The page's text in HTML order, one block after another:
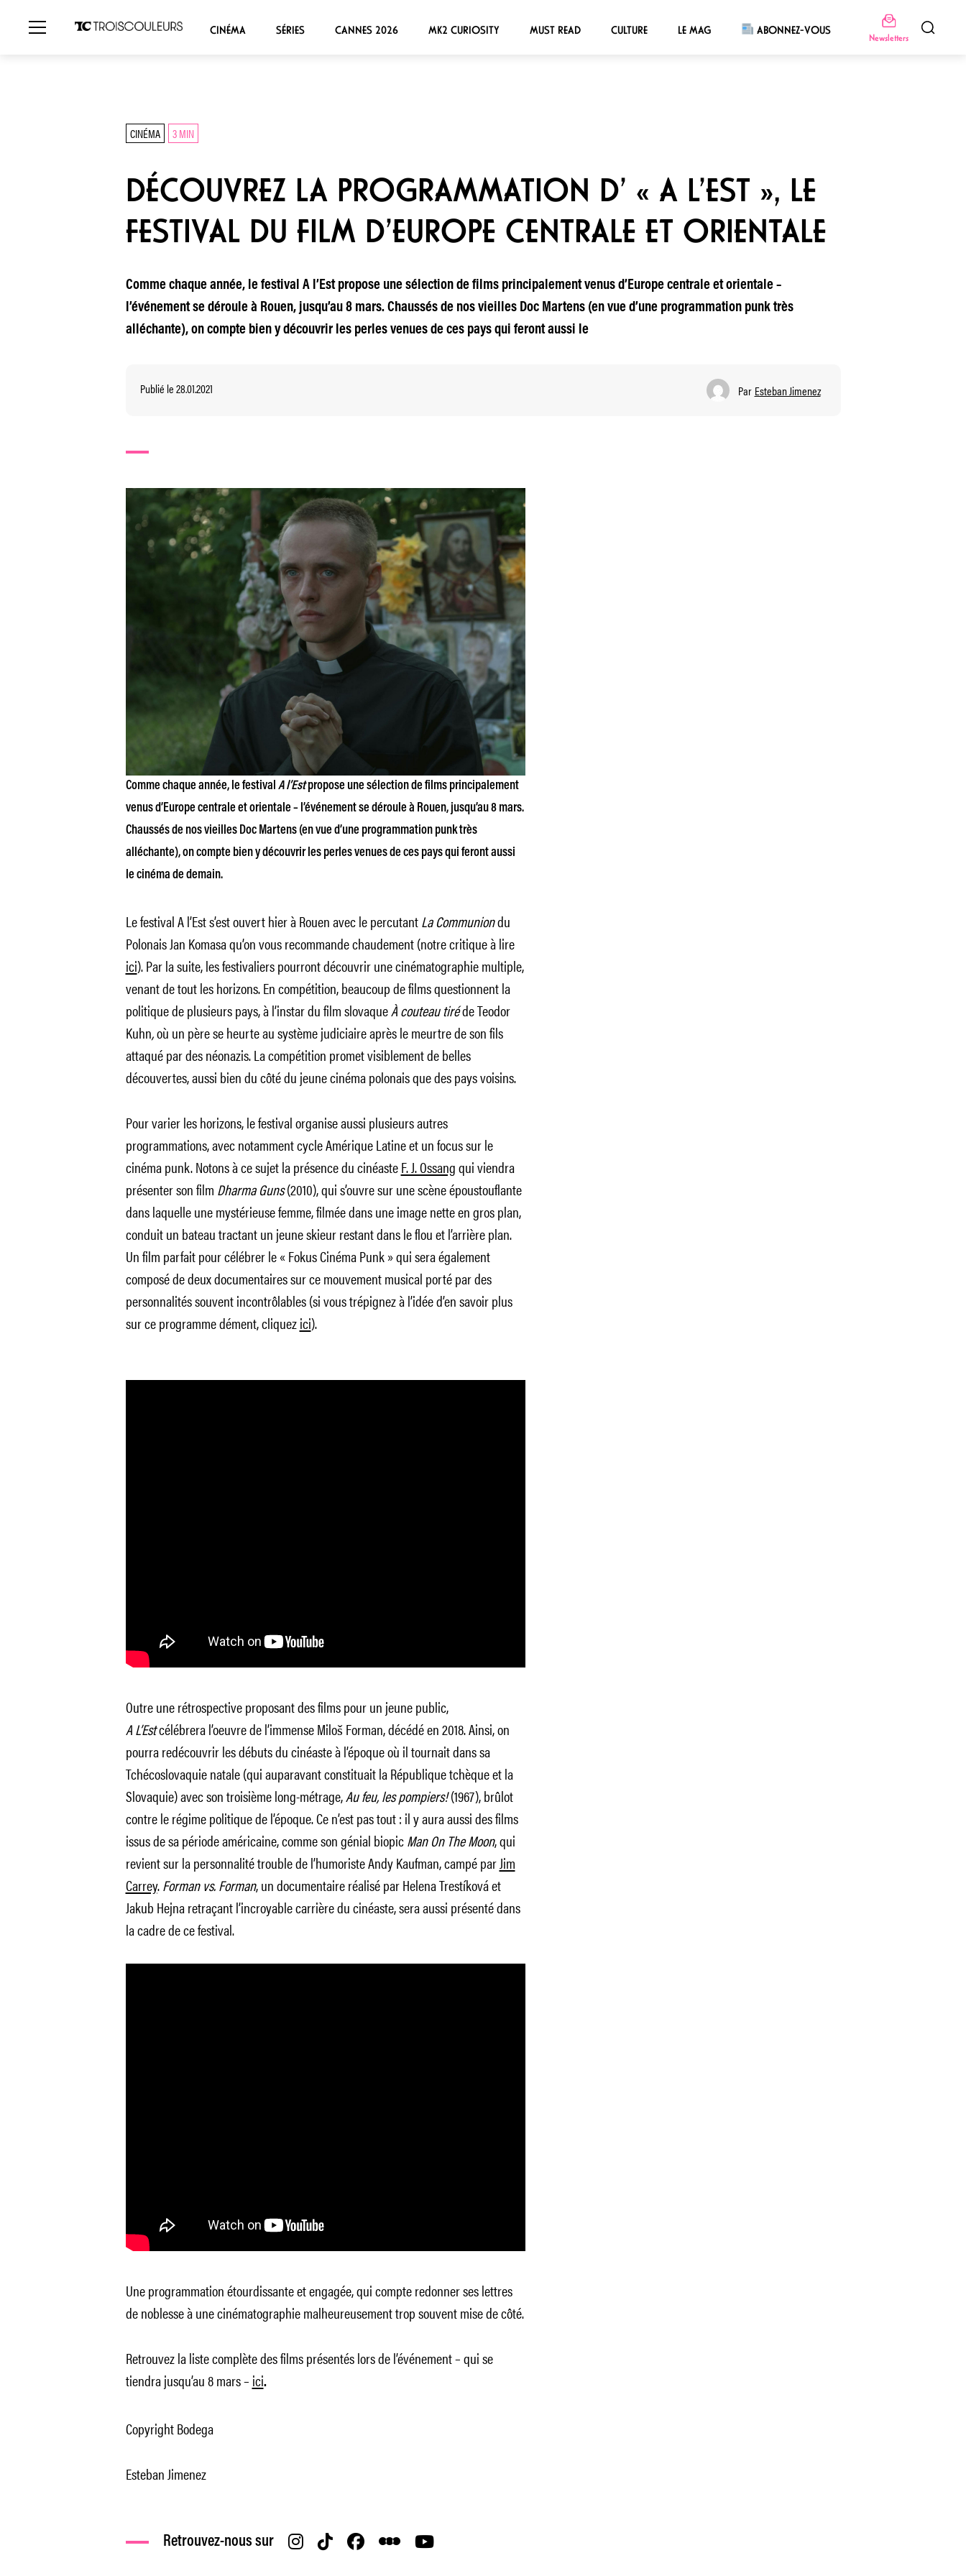
CINÉMA SÉRIES CANNES 2026 MK2 CURIOSITY MUST READ CULTURE LE MAG ABONNEZ-VOUS
Newsletters
CINÉMA 3 MIN
DÉCOUVREZ LA PROGRAMMATION D’ « A L’EST », LE
FESTIVAL DU FILM D’EUROPE CENTRALE ET ORIENTALE
Comme chaque année, le festival A l’Est propose une sélection de films principalement venus d’Europe centrale et orientale –
l’événement se déroule à Rouen, jusqu’au 8 mars. Chaussés de nos vieilles Doc Martens (en vue d’une programmation punk très
alléchante), on compte bien y découvrir les perles venues de ces pays qui feront aussi le
Publié le 28.01.2021 Par Esteban Jimenez
Comme chaque année, le festival A l’Estpropose une sélection de films principalement
venus d’Europe centrale et orientale – l’événement se déroule à Rouen, jusqu’au 8 mars.
Chaussés de nos vieilles Doc Martens (en vue d’une programmation punk très
alléchante), on compte bien y découvrir les perles venues de ces pays qui feront aussi
le cinéma de demain.
Le festival A l’Ests’est ouvert hier à Rouen avec le percutantLa Communiondu
Polonais Jan Komasa qu’on vous recommande chaudement (notre critique à lire
ici). Par la suite, les festivaliers pourront découvrir une cinématographie multiple,
venant de tout les horizons. En compétition, beaucoup de films questionnent la
politique de plusieurs pays, à l’instar du film slovaqueÀ couteau tiréde Teodor
Kuhn,où un père se heurte au système judiciaire après le meurtre de son fils
attaqué par des néonazis. La compétition promet visiblement de belles
découvertes, aussi bien du côté du jeune cinéma polonais que des pays voisins.
Pour varier les horizons, le festival organise aussi plusieurs autres
programmations, avec notamment cycle Amérique Latine et un focus sur le
cinéma punk. Notons à ce sujet la présence du cinéasteF. J. Ossangqui viendra
présenter son film Dharma Guns(2010), qui s’ouvre sur une scène époustouflante
dans laquelle une mystérieuse femme, filmée dans une image nette en gros plan,
conduit un bateau tractant un jeune skieur restant dans le flou et l’arrière plan.
Un film parfait pour célébrer le « Fokus Cinéma Punk » qui sera également
composé de deux documentaires sur ce mouvement musical porté par des
personnalités souvent incontrôlables (si vous trépignez à l’idée d’en savoir plus
sur ce programme dément, cliquezici).
Outre une rétrospective proposant des films pour un jeune public,
A L’Estcélébrera l’oeuvre de l’immense Miloš Forman, décédé en 2018. Ainsi, on
pourra redécouvrir les débuts du cinéaste à l’époque où il tournait dans sa
Tchécoslovaquie natale (qui auparavant constituait la République tchèque et la
Slovaquie) avec son troisième long-métrage,Au feu, les pompiers!(1967), brûlot
contre le régime politique de l’époque. Ce n’est pas tout : il y aura aussi des films
issus de sa période américaine, comme son génial biopicMan On The Moon, qui
revient sur la personnalité trouble de l’humoriste Andy Kaufman, campé parJim
Carrey.Forman vs. Forman, un documentaire réalisé par Helena Trestíková et
Jakub Hejna retraçant l’incroyable carrière du cinéaste, sera aussi présenté dans
la cadre de ce festival.
Une programmation étourdissante et engagée, qui compte redonner ses lettres
de noblesse à une cinématographie malheureusement trop souvent mise de côté.
Retrouvez la liste complète des films présentés lors de l’événement – qui se
tiendra jusqu’au 8 mars – ici.
Copyright Bodega
Esteban Jimenez
Retrouvez-nous sur